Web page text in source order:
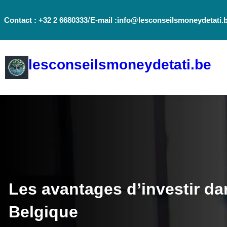
auContact : +32 2 6680333/E-mail
lesconseilsmoneydetati.be
Les avantages d’investir
Belgique